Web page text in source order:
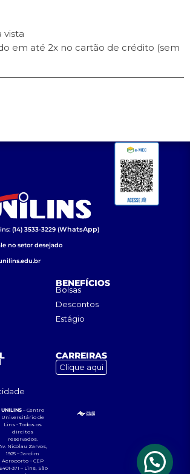
vista
em até 2x no cartão de crédito (sem
(14) 3533-3229 (WhatsApp)
no setor desejado
BENEFÍCIOS
Bolsas
Descontos
Estágio
CARREIRAS
Clique aqui
UNILINS – Centro
Universitário de
Lins • Todos os
direitos
reservados.
Nicolau Zarvos,
1925 – Jardim
Aeroporto – CEP
371 – Lins, São